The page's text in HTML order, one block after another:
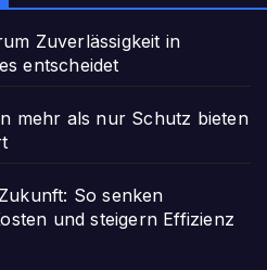
Zuverlässigkeit in
entscheidet
mehr als nur Schutz bieten
So senken
und steigern Effizienz